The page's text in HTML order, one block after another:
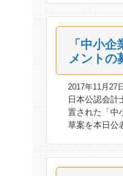
「中小
メントの
2017年11月27日
日本公認会計
置された「中
草案を本日公